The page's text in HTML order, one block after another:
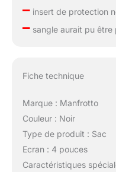
–insert de protection
–sangle aurait pu être
Fiche technique
Marque : Manfrotto
Couleur : Noir
Type de produit : Sac
Ecran : 4 pouces
Caractéristiques